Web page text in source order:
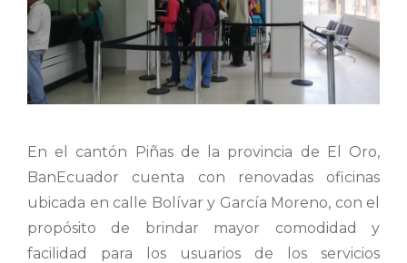
En el cantón Piñas de la provincia de El Oro,
BanEcuador cuenta con renovadas oficinas
ubicada en calle Bolívar y García Moreno, con el
propósito de brindar mayor comodidad y
facilidad para los usuarios de los servicios